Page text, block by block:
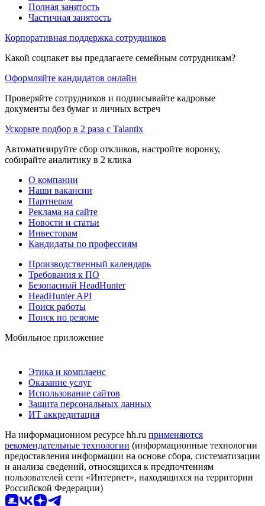
Полная занятость
Частичная занятость
Корпоративная поддержка сотрудников
Какой соцпакет вы предлагаете семейным сотрудникам?
Оформляйте кандидатов онлайн
Проверяйте сотрудников и подписывайте кадровые
документы без бумаг и личных встреч
Ускорьте подбор в 2 раза с Talantix
Автоматизируйте сбор откликов, настройте воронку,
собирайте аналитику в 2 клика
О компании
Наши вакансии
Партнерам
Реклама на сайте
Новости и статьи
Инвесторам
Кандидаты по профессиям
Производственный календарь
Требования к ПО
Безопасный HeadHunter
HeadHunter API
Поиск работы
Поиск по резюме
Мобильное приложение
Этика и комплаенс
Оказание услуг
Использование сайтов
Защита персональных данных
ИТ аккредитация
На информационном ресурсе hh.ru применяются
рекомендательные технологии (информационные технологии
предоставления информации на основе сбора, систематизации
и анализа сведений, относящихся к предпочтениям
пользователей сети «Интернет», находящихся на территории
Российской Федерации)